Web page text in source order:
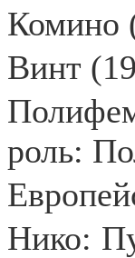
Комино
Винт
роль:
Нико: